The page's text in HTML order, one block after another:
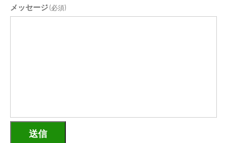
メッセージ(必須)
送信